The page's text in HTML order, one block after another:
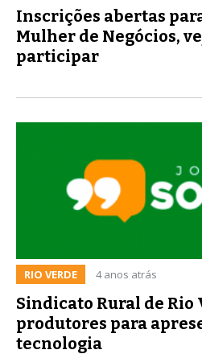
Inscrições abertas
Mulher de Negócios,
participar
RIO VERDE 4 anos atrás
Sindicato Rural de Rio
produtores para
tecnologia